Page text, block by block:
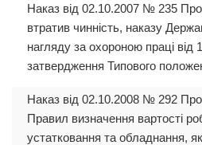
Наказ від 02.10.2007 № 235
втратив чинність, наказу
нагляду за охороною праці
затвердження Типового
Наказ від 02.10.2008 № 292
Правил визначення вартості
устатковання та обладнання,